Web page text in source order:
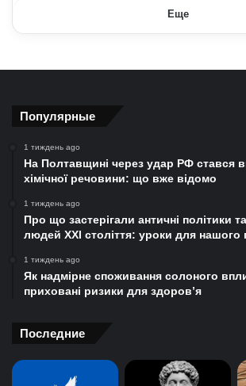
Еще
Популярные
1 тиждень ago
На Полтавщині через удар РФ стався
хімічної речовини: що вже відомо
1 тиждень ago
Про що застерігали античні політики
людей XXI століття: уроки для нашого
1 тиждень ago
Як надмірне споживання солоного
приховані ризики для здоров’я
Последние